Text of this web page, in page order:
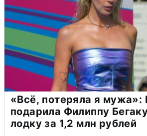
«Всё, потеряла я мужа»:
подарила Филиппу
лодку за 1,2 млн рублей